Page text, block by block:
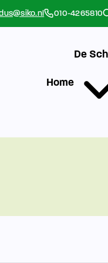
010-4265810
Home
De